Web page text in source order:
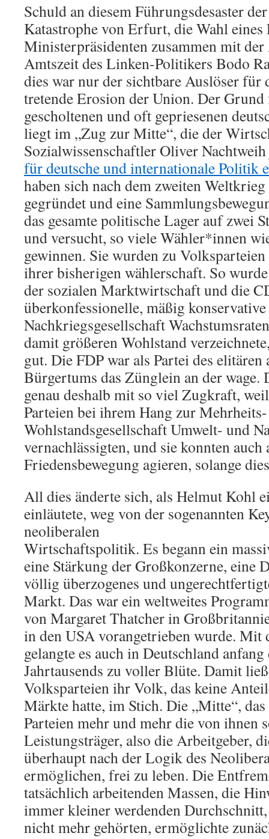
Schuld an diesem Führungsdesaster
Katastrophe von Erfurt, die Wahl eines
Ministerpräsidenten zusammen mit
Amtszeit des Linken-Politikers Bodo
dies war nur der sichtbare Auslöser für
tretende Erosion der Union. Der
gescholtenen und oft gepriesenen
liegt im „Zug zur Mitte“, die der
Sozialwissenschaftler Oliver
für deutsche und internationale Politik
haben sich nach dem zweiten
gegründet und eine
das gesamte politische Lager auf zwei
und versucht, so viele Wähler*innen
gewinnen. Sie wurden zu
ihrer bisherigen wählerschaft. So
der sozialen Marktwirtschaft und die
überkonfessionelle, mäßig
Nachkriegsgesellschaft
damit größeren Wohlstand
gut. Die FDP war als Partei des elitären
Bürgertums das Zünglein an der wage.
genau deshalb mit so viel Zugkraft,
Parteien bei ihrem Hang zur
Wohlstandsgesellschaft Umwelt- und
vernachlässigten, und sie konnten auch
Friedensbewegung agieren, solange
All dies änderte sich, als Helmut Kohl
einläutete, weg von der sogenannten
neoliberalen
Wirtschaftspolitik. Es begann ein
eine Stärkung der Großkonzerne, eine
völlig überzogenes und
Markt. Das war ein weltweites
von Margaret Thatcher in
in den USA vorangetrieben wurde. Mit
gelangte es auch in Deutschland anfang
Jahrtausends zu voller Blüte. Damit
Volksparteien ihr Volk, das keine
Märkte hatte, im Stich. Die „Mitte“,
Parteien mehr und mehr die von ihnen
Leistungsträger, also die Arbeitgeber,
überhaupt nach der Logik des
ermöglichen, frei zu leben. Die
tatsächlich arbeitenden Massen, die
immer kleiner werdenden
nicht mehr gehörten, ermöglichte